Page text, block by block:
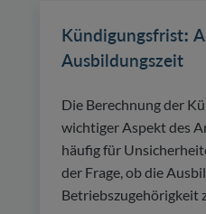
Kündigungsfrist:
Ausbildungszeit
Die Berechnung der
wichtiger Aspekt des
häufig für
der Frage, ob die
Betriebszugehörigkeit